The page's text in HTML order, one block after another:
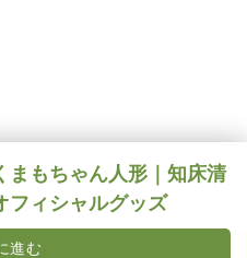
まもちゃん人形｜知床清
フィシャルグッズ
進む